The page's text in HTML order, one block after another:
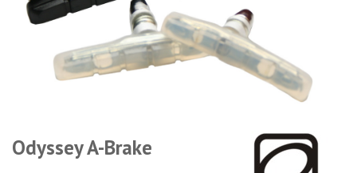
Odyssey A-Brake